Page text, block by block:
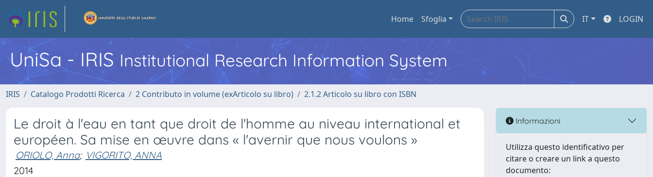
Home Sfoglia IT LOGIN
UniSa - IRIS Institutional Research Information System
IRIS Catalogo Prodotti Ricerca 2 Contributo in volume (exArticolo su libro) 2.1.2 Articolo su libro con ISBN
Le droit à l'eau en tant que droit de l'homme au niveau international et
européen. Sa mise en œuvre dans « l'avernir que nous voulons »
ORIOLO, Anna; VIGORITO, ANNA
2014
Informazioni
Utilizza questo identificativo per
citare o creare un link a questo
documento: